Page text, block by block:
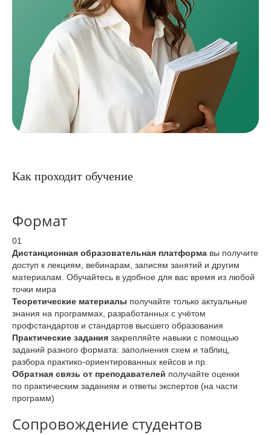
Как проходит обучение
Формат
01
Дистанционная образовательная платформа вы получите
доступ к лекциям, вебинарам, записям занятий и другим
материалам. Обучайтесь в удобное для вас время из любой
точки мира
Теоретические материалы получайте только актуальные
знания на программах, разработанных с учётом
профстандартов и стандартов высшего образования
Практические задания закрепляйте навыки с помощью
заданий разного формата: заполнения схем и таблиц,
разбора практико-ориентированных кейсов и пр.
Обратная связь от преподавателей получайте оценки
по практическим заданиям и ответы экспертов (на части
программ)
Сопровождение студентов